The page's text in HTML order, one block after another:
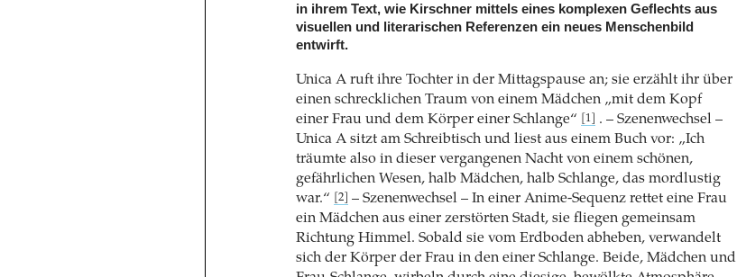
in ihrem Text, wie Kirschner mittels eines komplexen Geflechts aus
visuellen und literarischen Referenzen ein neues Menschenbild
entwirft.
Unica A ruft ihre Tochter in der Mittagspause an; sie erzählt ihr über
einen schrecklichen Traum von einem Mädchen „mit dem Kopf
einer Frau und dem Körper einer Schlange“
[1]
. – Szenenwechsel –
Unica A sitzt am Schreibtisch und liest aus einem Buch vor: „Ich
träumte also in dieser vergangenen Nacht von einem schönen,
gefährlichen Wesen, halb Mädchen, halb Schlange, das mordlustig
war.“
[2]
– Szenenwechsel – In einer Anime-Sequenz rettet eine Frau
ein Mädchen aus einer zerstörten Stadt, sie fliegen gemeinsam
Richtung Himmel. Sobald sie vom Erdboden abheben, verwandelt
sich der Körper der Frau in den einer Schlange. Beide, Mädchen und